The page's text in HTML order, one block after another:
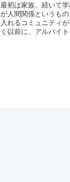
最初は家族、続いて
が人間関係というも
入れるコミュニティ
く以前に、アルバイ